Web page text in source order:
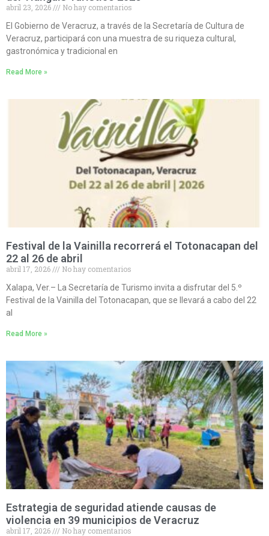
abril 23, 2026
No hay comentarios
El Gobierno de Veracruz, a través de la Secretaría de Cultura de
Veracruz, participará con una muestra de su riqueza cultural,
gastronómica y tradicional en
Read More »
Festival de la Vainilla recorrerá el Totonacapan del
22 al 26 de abril
abril 17, 2026
No hay comentarios
Xalapa, Ver.– La Secretaría de Turismo invita a disfrutar del 5.º
Festival de la Vainilla del Totonacapan, que se llevará a cabo del 22
al
Read More »
Estrategia de seguridad atiende causas de
violencia en 39 municipios de Veracruz
abril 17, 2026
No hay comentarios